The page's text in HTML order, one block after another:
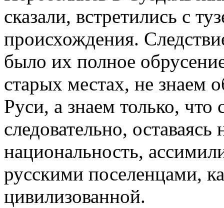
сказали, встретились с
происхождения.
было их полное
старых местах, не знаем
Руси, а знаем только, что
следовательно,
национальность,
русскими поселенцами,
цивилизованной.